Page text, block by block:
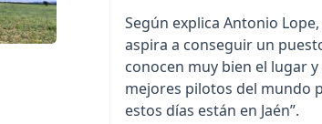
Según explica Antonio
aspira a conseguir un
conocen muy bien el lugar
mejores pilotos del mundo
estos días están en Jaén”.